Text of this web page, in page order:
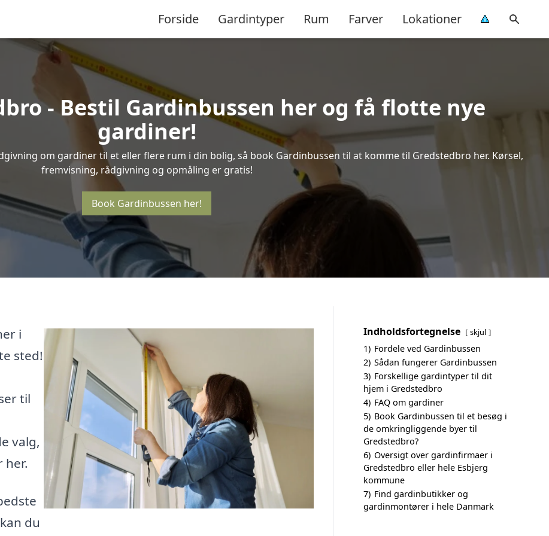
Forside Gardintyper Rum Farver Lokationer
- Bestil Gardinbussen her og få flotte nye
gardiner!
om gardiner til et eller flere rum i din bolig, så book Gardinbussen til at komme til Gredstedbro her. Kørsel,
fremvisning, rådgivning og opmåling er gratis!
Book Gardinbussen her!
i
sted!
til
valg,
her.
du
Indholdsfortegnelse skjul
1) Fordele ved Gardinbussen
2) Sådan fungerer Gardinbussen
3) Forskellige gardintyper til dit
hjem i Gredstedbro
4) FAQ om gardiner
5) Book Gardinbussen til et besøg i
de omkringliggende byer til
Gredstedbro?
6) Oversigt over gardinfirmaer i
Gredstedbro eller hele Esbjerg
kommune
7) Find gardinbutikker og
gardinmontører i hele Danmark